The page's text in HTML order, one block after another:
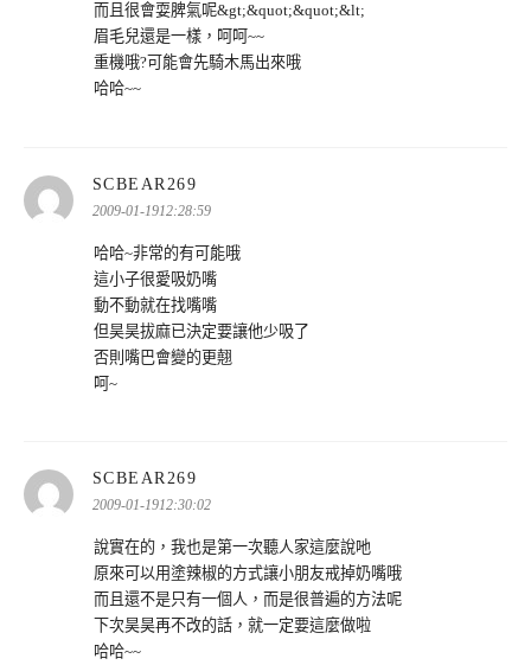
而且很會耍脾氣呢&gt;&quot;&quot;&lt;
眉毛兒還是一樣，呵呵~~
重機哦?可能會先騎木馬出來哦
哈哈~~
SCBEAR269
示:
2009-01-1912:28:59
哈哈~非常的有可能哦
這小子很愛吸奶嘴
動不動就在找嘴嘴
但昊昊拔麻已決定要讓他少吸了
否則嘴巴會變的更翹
呵~
SCBEAR269
示:
2009-01-1912:30:02
說實在的，我也是第一次聽人家這麼說吔
原來可以用塗辣椒的方式讓小朋友戒掉奶嘴哦
而且還不是只有一個人，而是很普遍的方法呢
下次昊昊再不改的話，就一定要這麼做啦
哈哈~~